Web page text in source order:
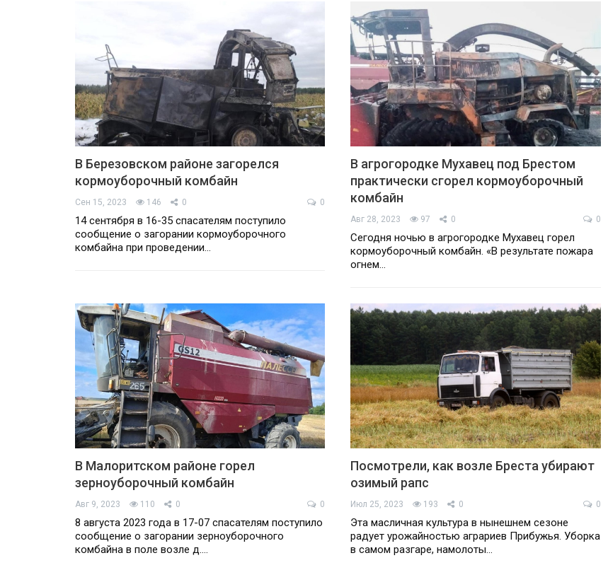
В Березовском районе загорелся
кормоуборочный комбайн
Сен 15, 2023 146 0 0
14 сентября в 16-35 спасателям поступило
сообщение о загорании кормоуборочного
комбайна при проведении…
В агрогородке Мухавец под Брестом
практически сгорел кормоуборочный
комбайн
Авг 28, 2023 97 0 0
Сегодня ночью в агрогородке Мухавец горел
кормоуборочный комбайн. «В результате пожара
огнем…
В Малоритском районе горел
зерноуборочный комбайн
Авг 9, 2023 110 0 0
8 августа 2023 года в 17-07 спасателям поступило
сообщение о загорании зерноуборочного
комбайна в поле возле д.…
Посмотрели, как возле Бреста убирают
озимый рапс
Июл 25, 2023 193 0 0
Эта масличная культура в нынешнем сезоне
радует урожайностью аграриев Прибужья. Уборка
в самом разгаре, намолоты…